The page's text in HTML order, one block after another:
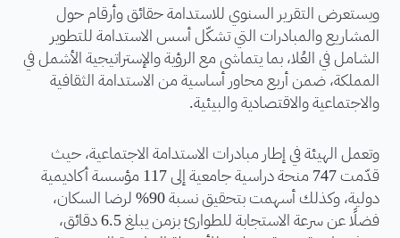
ويستعرض التقرير السنوي للاستدامة حقائق وأرقام حول
المشاريع والمبادرات التي تشكّل أسس الاستدامة للتطوير
الشامل في العُلا، بما يتماشى مع الرؤية والإستراتيجية الأشمل في
المملكة، ضمن أربع محاور أساسية من الاستدامة الثقافية
والاجتماعية والاقتصادية والبيئية.
وتعمل الهيئة في إطار مبادرات الاستدامة الاجتماعية، حيث
قدّمت 747 منحة دراسية جامعية إلى 117 مؤسسة أكاديمية
دولية، وكذلك أسهمت بتحقيق نسبة 90% لرضا السكان،
فضلًا عن سرعة الاستجابة للطوارئ بزمن يبلغ 6.5 دقائق،